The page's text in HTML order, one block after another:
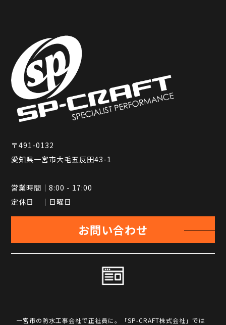
〒491-0132
愛知県一宮市大毛五反田43-1
営業時間｜8:00 - 17:00
定休日 ｜日曜日
お問い合わせ
一宮市の防水工事会社で正社員に。「SP-CRAFT株式会社」では